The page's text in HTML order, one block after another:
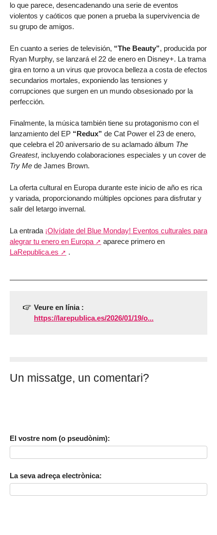
lo que parece, desencadenando una serie de eventos
violentos y caóticos que ponen a prueba la supervivencia de
su grupo de amigos.
En cuanto a series de televisión, “The Beauty”, producida por
Ryan Murphy, se lanzará el 22 de enero en Disney+. La trama
gira en torno a un virus que provoca belleza a costa de efectos
secundarios mortales, exponiendo las tensiones y
corrupciones que surgen en un mundo obsesionado por la
perfección.
Finalmente, la música también tiene su protagonismo con el
lanzamiento del EP “Redux” de Cat Power el 23 de enero,
que celebra el 20 aniversario de su aclamado álbum The
Greatest, incluyendo colaboraciones especiales y un cover de
Try Me de James Brown.
La oferta cultural en Europa durante este inicio de año es rica
y variada, proporcionando múltiples opciones para disfrutar y
salir del letargo invernal.
La entrada ¡Olvídate del Blue Monday! Eventos culturales para
alegrar tu enero en Europa
aparece primero en
LaRepublica.es
.
Veure en línia :
https://larepublica.es/2026/01/19/o...
Un missatge, un comentari?
El vostre nom (o pseudònim):
La seva adreça electrònica: